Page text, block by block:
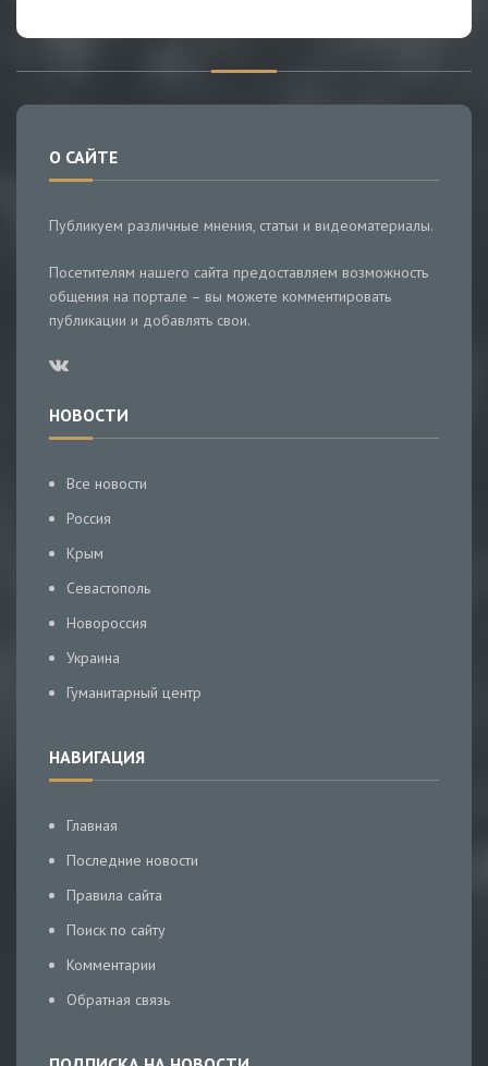
О САЙТЕ
Публикуем различные мнения, статьи и видеоматериалы.
Посетителям нашего сайта предоставляем возможность
общения на портале – вы можете комментировать
публикации и добавлять свои.
НОВОСТИ
Все новости
Россия
Крым
Севастополь
Новороссия
Украина
Гуманитарный центр
НАВИГАЦИЯ
Главная
Последние новости
Правила сайта
Поиск по сайту
Комментарии
Обратная связь